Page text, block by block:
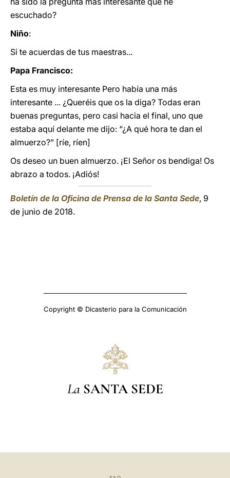
escuchado?
Niño:
Si te acuerdas de tus maestras...
Papa Francisco:
Esta es muy interesante Pero había una más
interesante ... ¿Queréis que os la diga? Todas eran
buenas preguntas, pero casi hacia el final, uno que
estaba aquí delante me dijo: “¿A qué hora te dan el
almuerzo?” [ríe, ríen]
Os deseo un buen almuerzo. ¡El Señor os bendiga! Os
abrazo a todos. ¡Adiós!
Boletín de la Oficina de Prensa de la Santa Sede, 9
de junio de 2018.
Copyright © Dicasterio para la Comunicación
La SANTA SEDE